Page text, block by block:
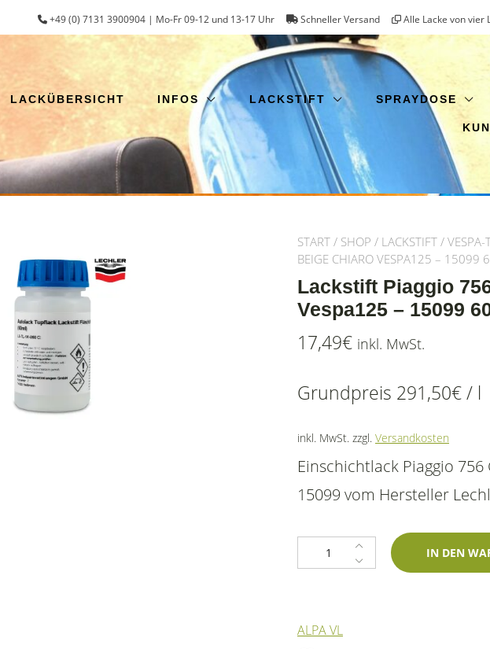
+49 (0) 7131 3900904 | Mo-Fr 09-12 und 13-17 Uhr Schneller Versand Alle Lacke von vier
LACKÜBERSICHT INFOS LACKSTIFT SPRAYDOSE
START / SHOP / LACKSTIFT / VESPA-
BEIGE CHIARO VESPA125 – 15099
Lackstift Piaggio
Vespa125 – 15099
17,49€ inkl. MwSt.
Grundpreis 291,50€/ l
inkl. MwSt. zzgl. Versandkosten
Einschichtlack Piaggio 756
15099 vom Hersteller
Lackstift Piaggio 756 Grigio
IN DEN
ALPA VL